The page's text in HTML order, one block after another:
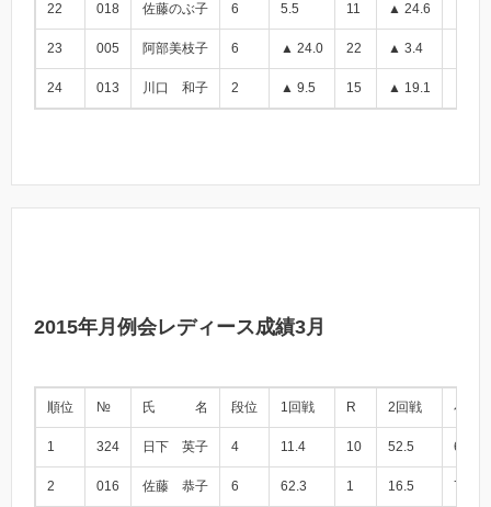
22 018 佐藤のぶ子 6 5.5 11 ▲ 24.6
23 005 阿部美枝子 6 ▲ 24.0 22 ▲ 3.4
24 013 川口 和子 2 ▲ 9.5 15 ▲ 19.1
2015年月例会レディース成績3月
順位 № 氏 名 段位 1回戦 R 2回戦 小計
1 324 日下 英子 4 11.4 10 52.5 63.9
2 016 佐藤 恭子 6 62.3 1 16.5 78.8